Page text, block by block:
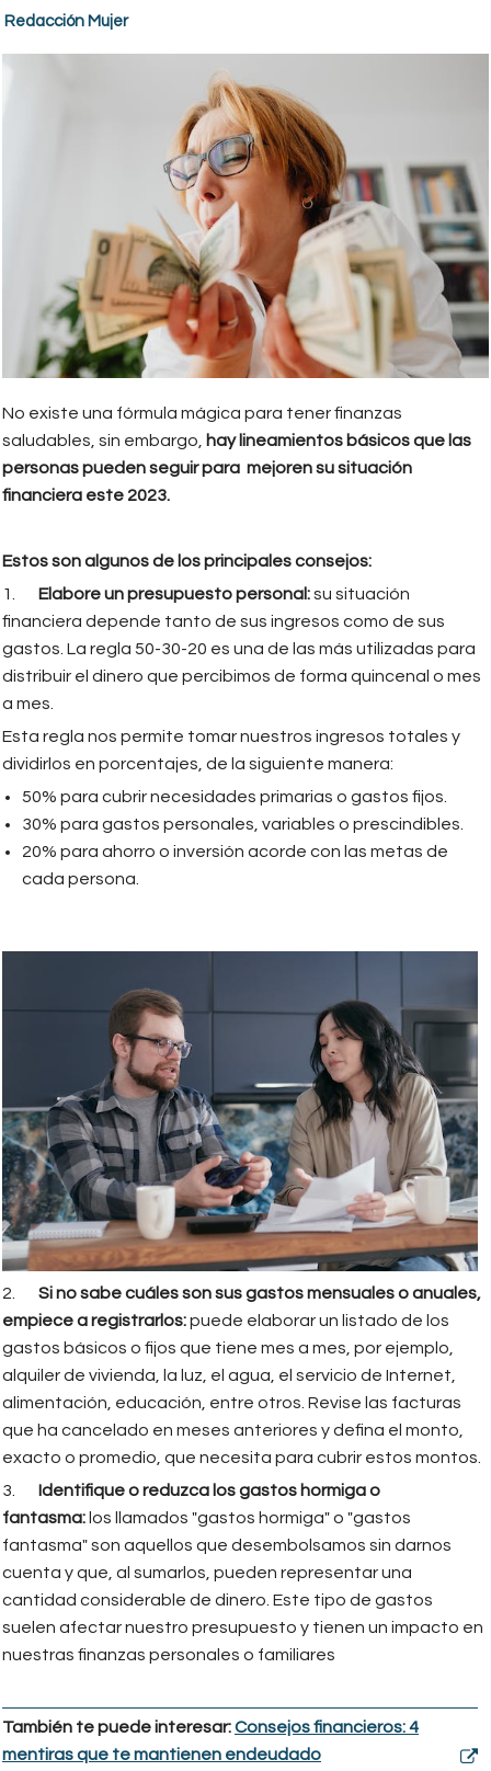
Redacción Mujer
No existe una fórmula mágica para tener finanzas
saludables, sin embargo,
hay lineamientos básicos que las
personas pueden seguir para mejoren su situación
financiera este 2023.
Estos son algunos de los principales consejos:
1.
Elabore un presupuesto personal:su situación
financiera depende tanto de sus ingresos como de sus
gastos. La regla 50-30-20 es una de las más utilizadas para
distribuir el dinero que percibimos de forma quincenal o mes
a mes.
Esta regla nos permite tomar nuestros ingresos totales y
dividirlos en porcentajes, de la siguiente manera:
50% para cubrir necesidades primarias o gastos fijos.
30% para gastos personales, variables o prescindibles.
20% para ahorro o inversión acorde con las metas de
cada persona.
2.
Si no sabe cuáles son sus gastos mensuales o anuales,
empiece a registrarlos:puede elaborar un listado de los
gastos básicos o fijos que tiene mes a mes, por ejemplo,
alquiler de vivienda, la luz, el agua, el servicio de Internet,
alimentación, educación, entre otros. Revise las facturas
que ha cancelado en meses anteriores y defina el monto,
exacto o promedio, que necesita para cubrir estos montos.
3.
Identifique o reduzca los gastos hormiga o
fantasma: los llamados "gastos hormiga" o "gastos
fantasma" son aquellos que desembolsamos sin darnos
cuenta y que, al sumarlos, pueden representar una
cantidad considerable de dinero. Este tipo de gastos
suelen afectar nuestro presupuesto y tienen un impacto en
nuestras finanzas personales o familiares
También te puede interesar:Consejos financieros: 4
mentiras que te mantienen endeudado